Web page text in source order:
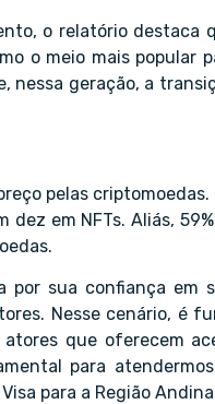
o relatório destaca
o meio mais popular
nessa geração, a
pelas
em NFTs. Aliás,
por sua confiança em
Nesse cenário, é
que oferecem
para
para a Região